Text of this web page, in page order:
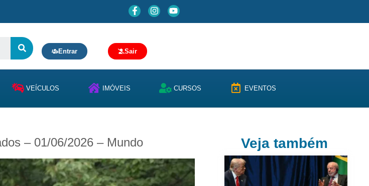
Entrar Sair
VEÍCULOS IMÓVEIS CURSOS EVENTOS
– 01/06/2026 – Mundo Veja também